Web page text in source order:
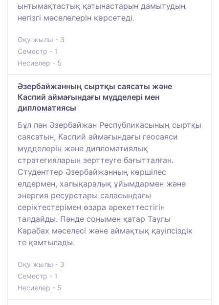
ынтымақтастық қатынастарын дамытудың
негізгі мәселелерін көрсетеді.
Оқу жылы - 3
Семестр - 1
Несиелер - 5
Әзербайжанның сыртқы саясаты және
Каспий аймағындағы мүдделері мен
дипломатиясы
Бұл пән Әзербайжан Республикасының сыртқы
саясатын, Каспий аймағындағы геосаяси
мүдделерін және дипломатиялық
стратегияларын зерттеуге бағытталған.
Студенттер Әзербайжанның көршілес
елдермен, халықаралық ұйымдармен және
энергия ресурстары саласындағы
серіктестерімен өзара әрекеттестігін
талдайды. Пәнде сонымен қатар Таулы
Карабах мәселесі және аймақтық қауіпсіздік
те қамтылады.
Оқу жылы - 3
Семестр - 1
Несиелер - 5